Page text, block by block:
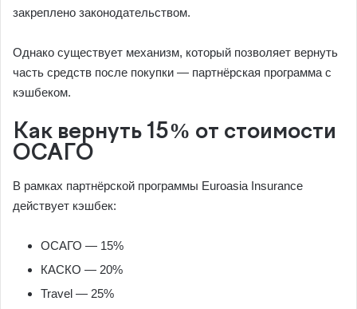
закреплено законодательством.
Однако существует механизм, который позволяет вернуть
часть средств после покупки — партнёрская программа с
кэшбеком.
Как вернуть 15% от стоимости
ОСАГО
В рамках партнёрской программы Euroasia Insurance
действует кэшбек:
ОСАГО — 15%
КАСКО — 20%
Travel — 25%